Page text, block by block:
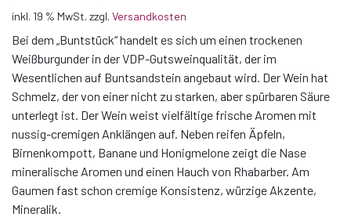
inkl. 19 % MwSt. zzgl. Versandkosten
Bei dem „Buntstück“ handelt es sich um einen trockenen
Weißburgunder in der VDP-Gutsweinqualität, der im
Wesentlichen auf Buntsandstein angebaut wird. Der Wein hat
Schmelz, der von einer nicht zu starken, aber spürbaren Säure
unterlegt ist. Der Wein weist vielfältige frische Aromen mit
nussig-cremigen Anklängen auf. Neben reifen Äpfeln,
Birnenkompott, Banane und Honigmelone zeigt die Nase
mineralische Aromen und einen Hauch von Rhabarber. Am
Gaumen fast schon cremige Konsistenz, würzige Akzente,
Mineralik.